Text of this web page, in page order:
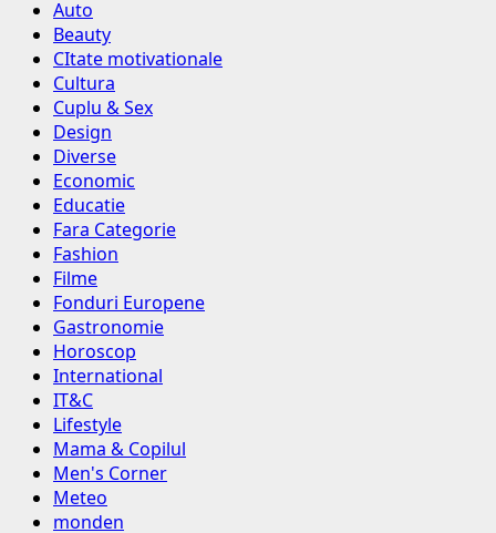
Auto
Beauty
CItate motivationale
Cultura
Cuplu & Sex
Design
Diverse
Economic
Educatie
Fara Categorie
Fashion
Filme
Fonduri Europene
Gastronomie
Horoscop
International
IT&C
Lifestyle
Mama & Copilul
Men's Corner
Meteo
monden